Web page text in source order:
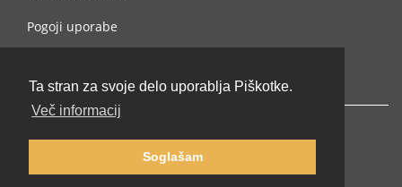
Ta stran za svoje delo uporablja Piškotke.
Več informacij
Soglašam
Pogoji uporabe
© 2002-2026 lernu.net |Impressum